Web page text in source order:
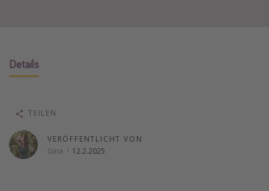
Wochenendtrip
Singlereisen
Gruppenreisen
Hotels in Hamburg
Hotels in Amsterdam
Details
VERÖFFENTLICHT VON
Gina · 12.2.2025
TEILEN